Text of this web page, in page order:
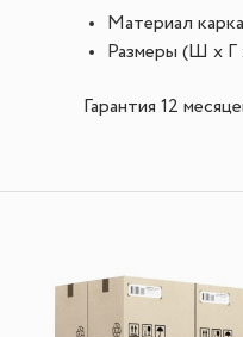
Материал
Размеры (Ш х Г
Гарантия 12